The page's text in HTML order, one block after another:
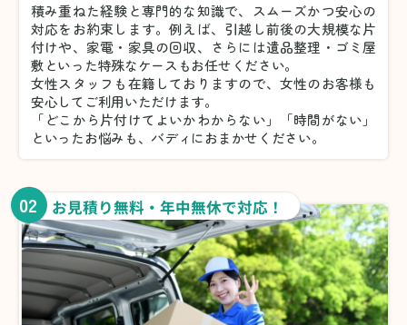
積み重ねた経験と専門的な知識で、スムーズかつ安心の
対応をお約束します。例えば、引越し前後の大規模な片
付けや、家電・家具の回収、さらには遺品整理・ゴミ屋
敷といった特殊なケースもお任せください。
女性スタッフも在籍しておりますので、女性のお客様も
安心してご利用いただけます。
「どこから片付けてよいかわからない」「時間がない」
といったお悩みも、バディにおまかせください。
02 お見積り無料・年中無休で対応！